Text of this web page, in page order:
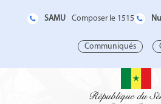
SAMU Composer le 1515
Communiqués